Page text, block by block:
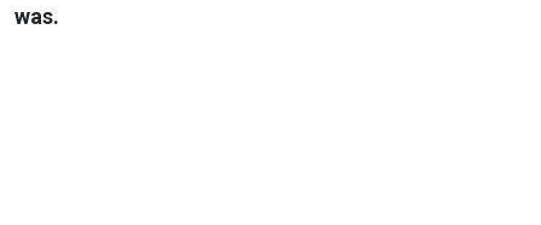
was.